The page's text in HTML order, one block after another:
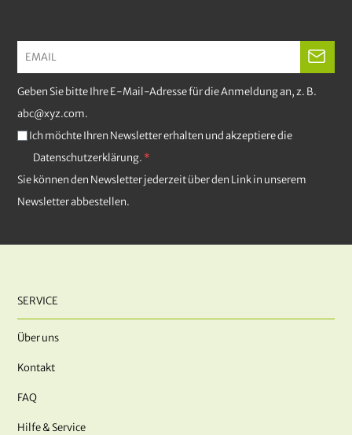
Geben Sie bitte Ihre E-Mail-Adresse für die Anmeldung an, z. B.
abc@xyz.com.
Ich möchte Ihren Newsletter erhalten und akzeptiere die
Datenschutzerklärung.
Sie können den Newsletter jederzeit über den Link in unserem
Newsletter abbestellen.
SERVICE
Über uns
Kontakt
FAQ
Hilfe & Service